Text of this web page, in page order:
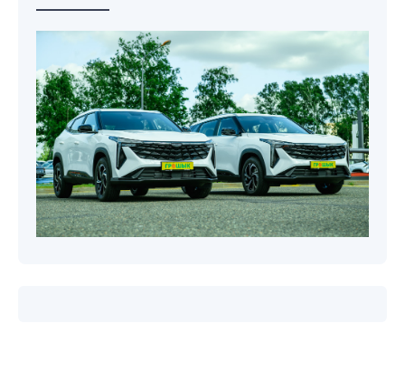
Новости компаний